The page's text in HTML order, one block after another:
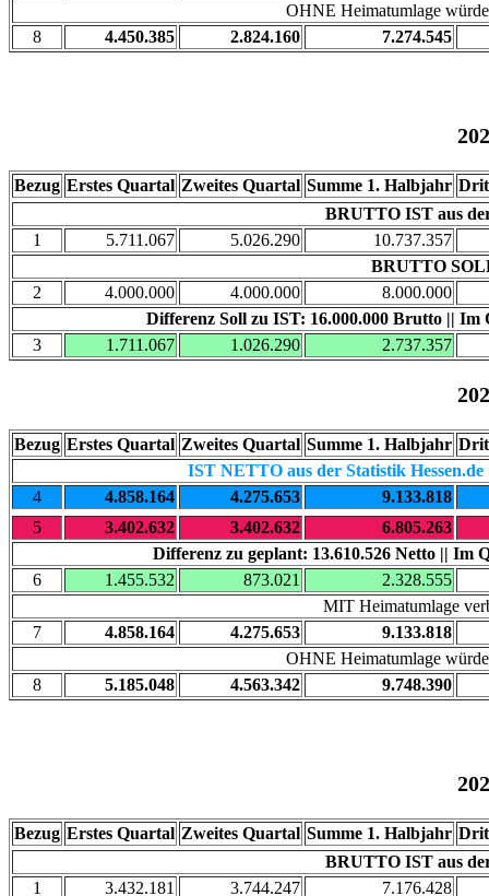
OHNE Heimatumlage
8
4.450.385 2.824.160 7.274.545
Bezug Erstes Quartal Zweites Quartal Summe 1. Halbjahr
BRUTTO IST aus
1
5.711.067 5.026.290
10.737.357
BRUTTO
2
4.000.000 4.000.000
8.000.000
Differenz Soll zu IST: 16.000.000 Brutto ||
3
1.711.067 1.026.290 2.737.357
Bezug Erstes Quartal Zweites Quartal Summe 1. Halbjahr
IST NETTO aus der Statistik Hessen.de
4
4.858.164 4.275.653
9.133.818
5
3.402.632 3.402.632
6.805.263
Differenz zu geplant: 13.610.526 Netto || Im
6
1.455.532 873.021
2.328.555
MIT Heimatumlage
7
4.858.164 4.275.653
9.133.818
OHNE Heimatumlage
8
5.185.048 4.563.342 9.748.390
Bezug Erstes Quartal Zweites Quartal Summe 1. Halbjahr
BRUTTO IST aus
1
3.432.181 3.744.247 7.176.428